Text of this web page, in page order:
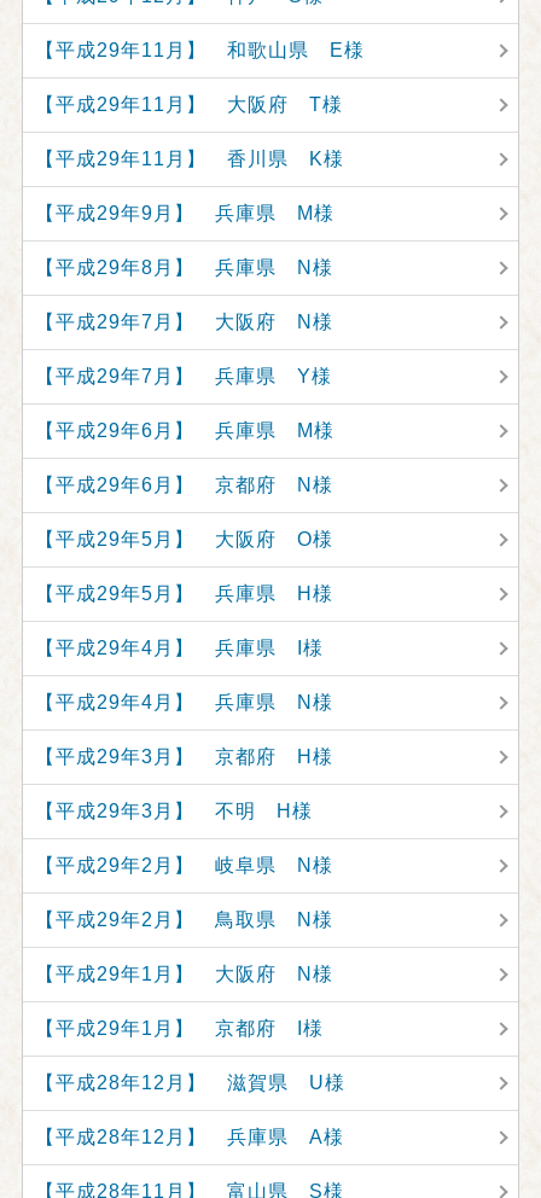
【平成29年11月】 和歌山県 E様
【平成29年11月】 大阪府 T様
【平成29年11月】 香川県 K様
【平成29年9月】 兵庫県 M様
【平成29年8月】 兵庫県 N様
【平成29年7月】 大阪府 N様
【平成29年7月】 兵庫県 Y様
【平成29年6月】 兵庫県 M様
【平成29年6月】 京都府 N様
【平成29年5月】 大阪府 O様
【平成29年5月】 兵庫県 H様
【平成29年4月】 兵庫県 I様
【平成29年4月】 兵庫県 N様
【平成29年3月】 京都府 H様
【平成29年3月】 不明 H様
【平成29年2月】 岐阜県 N様
【平成29年2月】 鳥取県 N様
【平成29年1月】 大阪府 N様
【平成29年1月】 京都府 I様
【平成28年12月】 滋賀県 U様
【平成28年12月】 兵庫県 A様
【平成28年11月】 富山県 S様